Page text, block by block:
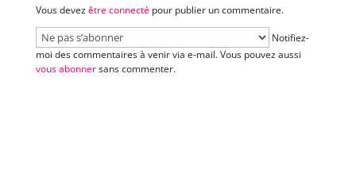
Vous devezêtre connectépour publier un commentaire.
Notifiez-
moi des commentaires à venir via e-mail. Vous pouvez aussi
vous abonnersans commenter.